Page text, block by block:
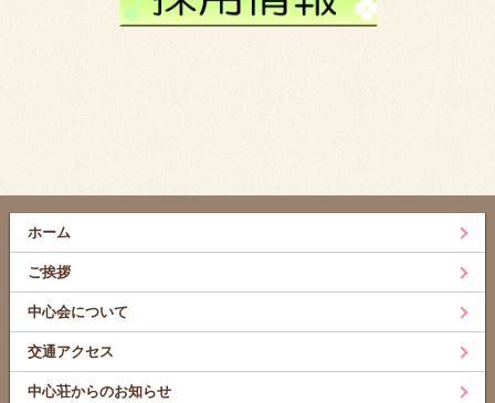
ホーム
ご挨拶
中心会について
交通アクセス
中心荘からのお知らせ